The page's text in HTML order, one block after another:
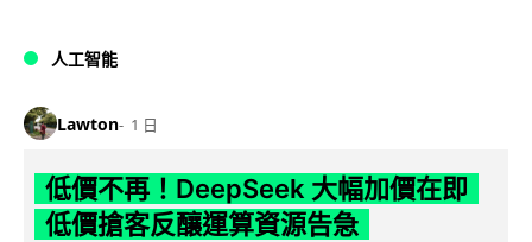
人工智能
Lawton 1 日
低價不再！DeepSeek 大幅加價在即
低價搶客反釀運算資源告急